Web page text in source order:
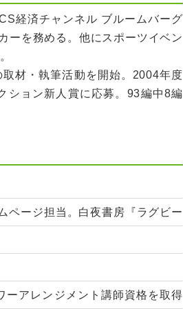
経済チャンネル ブルームバーグ
ーを務める。他にスポーツイベン
材・執筆活動を開始。2004年度
ション新人賞に応募。93編中8編
ページ担当。白夜書房『ラグビー
アレンジメント講師資格を取得